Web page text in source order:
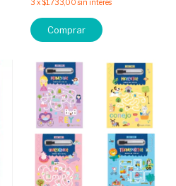
3 x$1.733,00 sin interés
Comprar